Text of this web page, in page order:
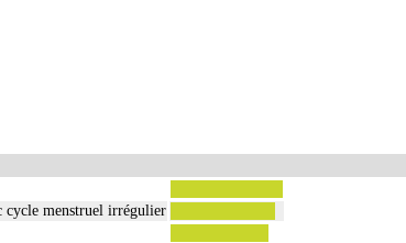
cycle menstruel irrégulier